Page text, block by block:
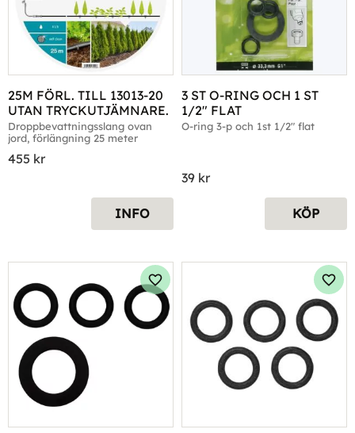
25M FÖRL. TILL 13013-20
UTAN TRYCKUTJÄMNARE.
Droppbevattningsslang ovan
jord, förlängning 25 meter
455 kr
INFO
3 ST O-RING OCH 1 ST
1/2" FLAT
O-ring 3-p och 1st 1/2" flat
39 kr
KÖP
Lägg till i favoriter